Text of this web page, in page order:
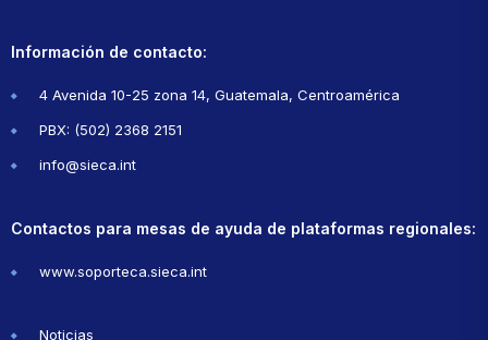
Información de contacto:
4 Avenida 10-25 zona 14, Guatemala, Centroamérica
PBX: (502) 2368 2151
info@sieca.int
Contactos para mesas de ayuda de plataformas regionales:
www.soporteca.sieca.int
Noticias